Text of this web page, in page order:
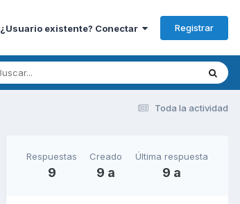
¿Usuario existente? Conectar Registrar
Toda la actividad
Respuestas
9
Creado
9 a
Última respuesta
9 a